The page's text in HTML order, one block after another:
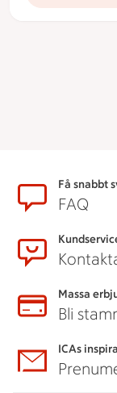
SidfotFå snabbt
FAQ
Massa
Bli
ICAs